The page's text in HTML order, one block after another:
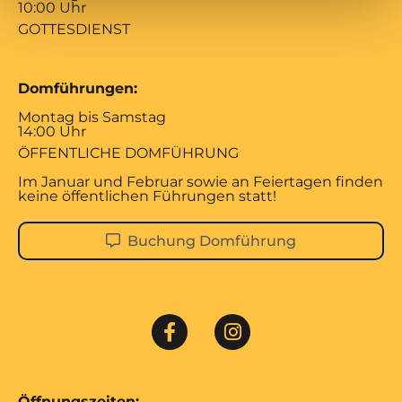
10:00 Uhr
GOTTESDIENST
Domführungen:
Montag bis Samstag
14:00 Uhr
ÖFFENTLICHE DOMFÜHRUNG
Im Januar und Februar sowie an Feiertagen finden
keine öffentlichen Führungen statt!
Buchung Domführung